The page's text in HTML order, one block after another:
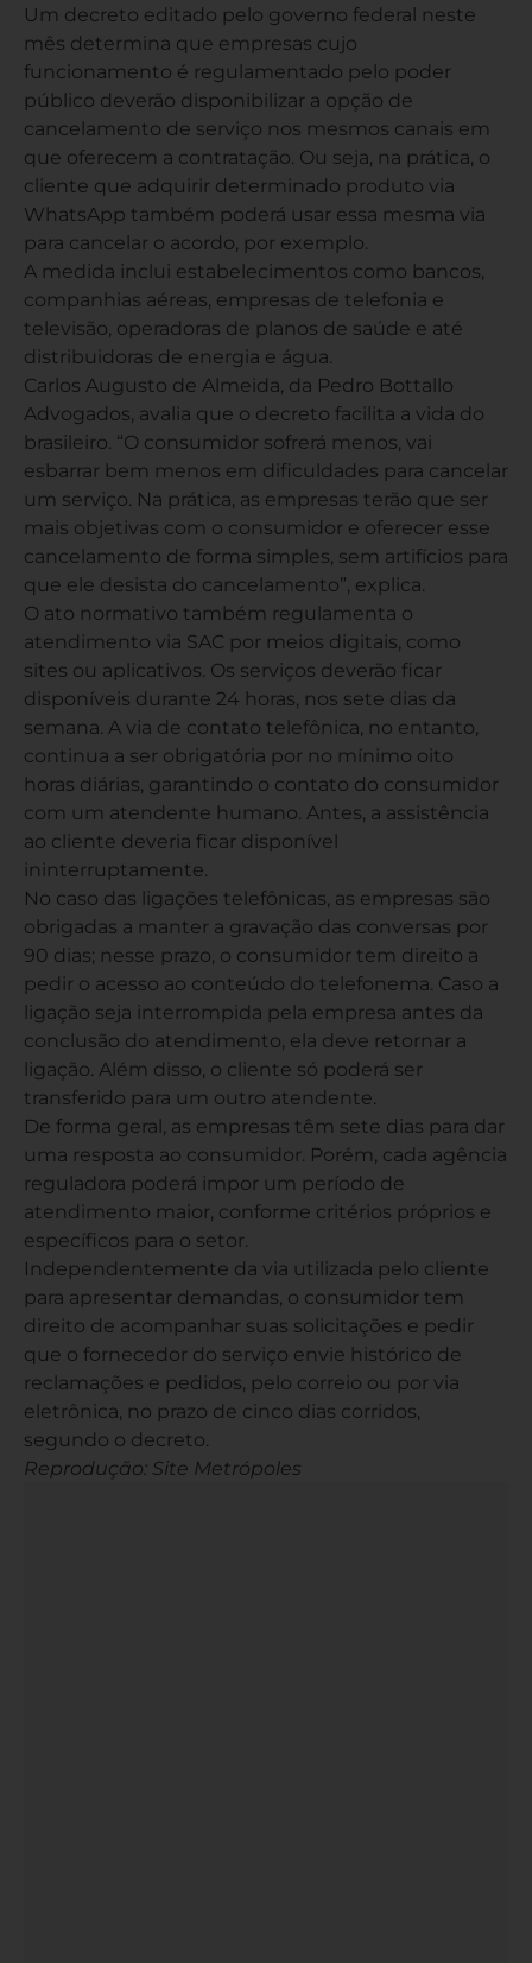
Um decreto editado pelo governo federal neste
mês determina que empresas cujo
funcionamento é regulamentado pelo poder
público deverão disponibilizar a opção de
cancelamento de serviço nos mesmos canais em
que oferecem a contratação. Ou seja, na prática, o
cliente que adquirir determinado produto via
WhatsApp também poderá usar essa mesma via
para cancelar o acordo, por exemplo.
A medida inclui estabelecimentos como bancos,
companhias aéreas, empresas de telefonia e
televisão, operadoras de planos de saúde e até
distribuidoras de energia e água.
Carlos Augusto de Almeida, da Pedro Bottallo
Advogados, avalia que o decreto facilita a vida do
brasileiro. “O consumidor sofrerá menos, vai
esbarrar bem menos em dificuldades para cancelar
um serviço. Na prática, as empresas terão que ser
mais objetivas com o consumidor e oferecer esse
cancelamento de forma simples, sem artifícios para
que ele desista do cancelamento”, explica.
O ato normativo também regulamenta o
atendimento via SAC por meios digitais, como
sites ou aplicativos. Os serviços deverão ficar
disponíveis durante 24 horas, nos sete dias da
semana. A via de contato telefônica, no entanto,
continua a ser obrigatória por no mínimo oito
horas diárias, garantindo o contato do consumidor
com um atendente humano. Antes, a assistência
ao cliente deveria ficar disponível
ininterruptamente.
No caso das ligações telefônicas, as empresas são
obrigadas a manter a gravação das conversas por
90 dias; nesse prazo, o consumidor tem direito a
pedir o acesso ao conteúdo do telefonema. Caso a
ligação seja interrompida pela empresa antes da
conclusão do atendimento, ela deve retornar a
ligação. Além disso, o cliente só poderá ser
transferido para um outro atendente.
De forma geral, as empresas têm sete dias para dar
uma resposta ao consumidor. Porém, cada agência
reguladora poderá impor um período de
atendimento maior, conforme critérios próprios e
específicos para o setor.
Independentemente da via utilizada pelo cliente
para apresentar demandas, o consumidor tem
direito de acompanhar suas solicitações e pedir
que o fornecedor do serviço envie histórico de
reclamações e pedidos, pelo correio ou por via
eletrônica, no prazo de cinco dias corridos,
segundo o decreto.
Reprodução: Site Metrópoles